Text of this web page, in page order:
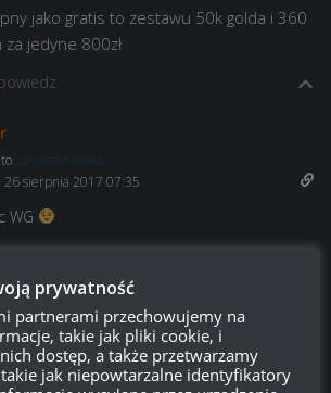
jako gratis to zestawu 50k golda i 360
jedyne 800zł
JanuszKnurowy
26 sierpnia 2017 07:35
WG
toJanuszKnurowy
sierpnia 2017 07:38
prywatność
partnerami przechowujemy na
takie jak pliki cookie, i
dostęp, a także przetwarzamy
jak niepowtarzalne identyfikatory